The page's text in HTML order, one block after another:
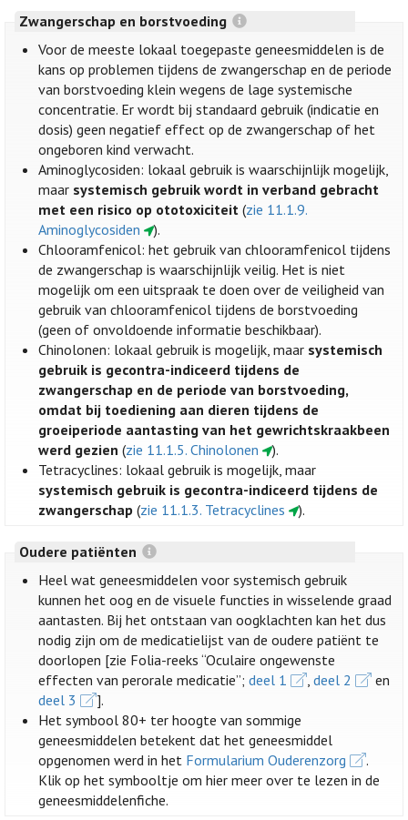
Zwangerschap en borstvoeding
Voor de meeste lokaal toegepaste geneesmiddelen is de
kans op problemen tijdens de zwangerschap en de periode
van borstvoeding klein wegens de lage systemische
concentratie. Er wordt bij standaard gebruik (indicatie en
dosis) geen negatief effect op de zwangerschap of het
ongeboren kind verwacht.
Aminoglycosiden: lokaal gebruik is waarschijnlijk mogelijk,
maar systemisch gebruik wordt in verband gebracht
met een risico op ototoxiciteit (zie 11.1.9.
Aminoglycosiden
).
Chlooramfenicol: het gebruik van chlooramfenicol tijdens
de zwangerschap is waarschijnlijk veilig. Het is niet
mogelijk om een uitspraak te doen over de veiligheid van
gebruik van chlooramfenicol tijdens de borstvoeding
(geen of onvoldoende informatie beschikbaar).
Chinolonen: lokaal gebruik is mogelijk, maar systemisch
gebruik is gecontra-indiceerd tijdens de
zwangerschap en de periode van borstvoeding,
omdat bij toediening aan dieren tijdens de
groeiperiode aantasting van het gewrichtskraakbeen
werd gezien (zie 11.1.5. Chinolonen
).
Tetracyclines: lokaal gebruik is mogelijk, maar
systemisch gebruik is gecontra-indiceerd tijdens de
zwangerschap (zie 11.1.3. Tetracyclines ).
Oudere patiënten
Heel wat geneesmiddelen voor systemisch gebruik
kunnen het oog en de visuele functies in wisselende graad
aantasten. Bij het ontstaan van oogklachten kan het dus
nodig zijn om de medicatielijst van de oudere patiënt te
doorlopen [zie Folia-reeks “Oculaire ongewenste
effecten van perorale medicatie”;deel 1 ,deel 2
en
deel 3
].
Het symbool 80+ ter hoogte van sommige
geneesmiddelen betekent dat het geneesmiddel
opgenomen werd in het Formularium Ouderenzorg
.
Klik op het symbooltje om hier meer over te lezen in de
geneesmiddelenfiche.